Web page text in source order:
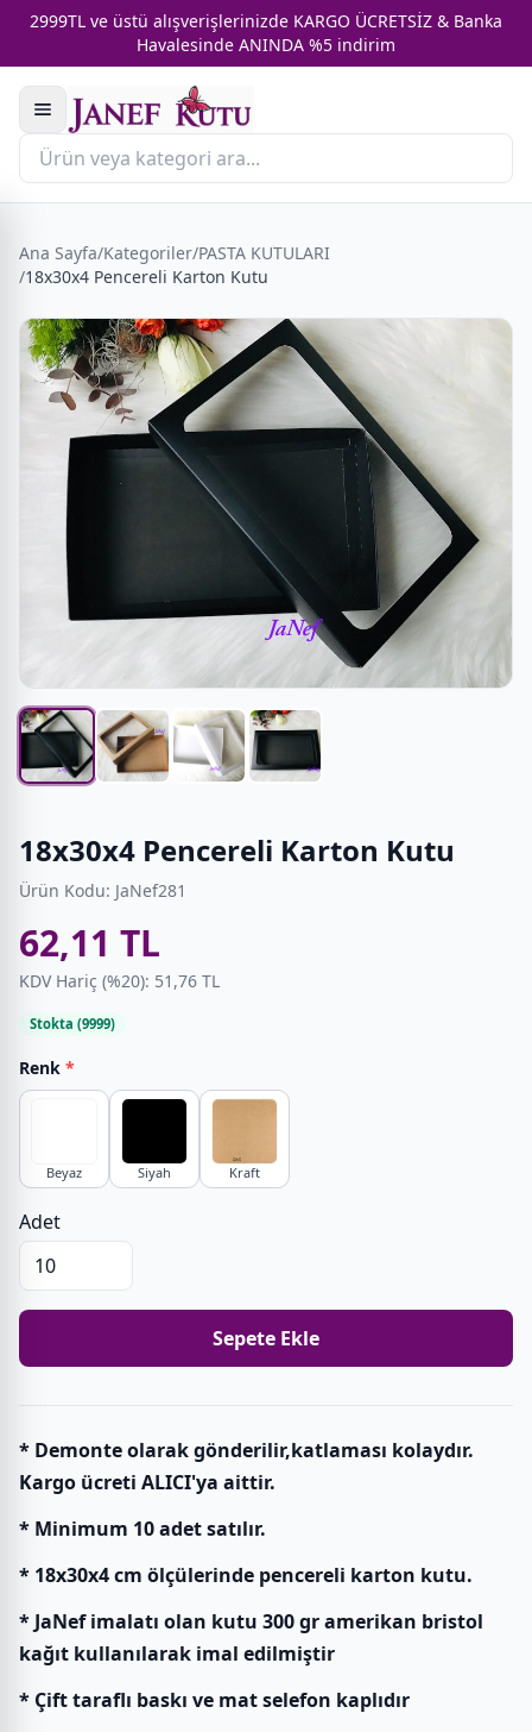
2999TL ve üstü alışverişlerinizde KARGO ÜCRETSİZ & Banka
Havalesinde ANINDA %5 indirim
Ana Sayfa/Kategoriler/PASTA KUTULARI
/18x30x4 Pencereli Karton Kutu
18x30x4 Pencereli Karton Kutu
Ürün Kodu: JaNef281
62,11 TL
KDV Hariç (%20): 51,76 TL
Stokta (9999)
Renk *
Beyaz Siyah Kraft
Adet
Sepete Ekle
* Demonte olarak gönderilir,katlaması kolaydır.
Kargo ücreti ALICI'ya aittir.
* Minimum 10 adet satılır.
* 18x30x4 cm ölçülerinde pencereli karton kutu.
* JaNef imalatı olan kutu 300 gr amerikan bristol
kağıt kullanılarak imal edilmiştir
* Çift taraflı baskı ve mat selefon kaplıdır